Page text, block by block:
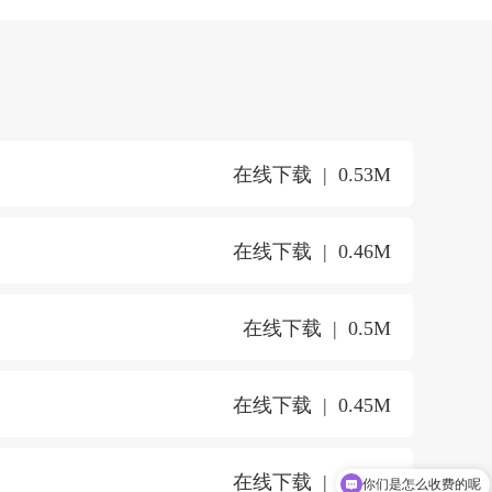
在线下载 0.53M
在线下载 0.46M
在线下载 0.5M
在线下载 0.45M
在线下载 0.58M
你们是怎么收费的呢